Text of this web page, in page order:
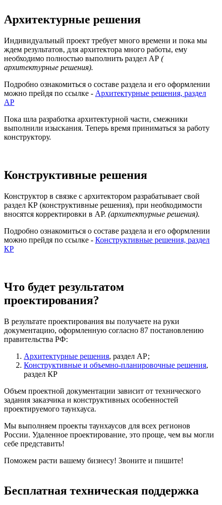
Архитектурные решения
Индивидуальный проект требует много времени и пока мы
ждем результатов, для архитектора много работы, ему
необходимо полностью выполнить раздел АР (
архитектурные решения).
Подробно ознакомиться о составе раздела и его оформлении
можно прейдя по ссылке - Архитектурные решения, раздел
АР
Пока шла разработка архитектурной части, смежники
выполнили изыскания. Теперь время приниматься за работу
конструктору.
Конструктивные решения
Конструктор в связке с архитектором разрабатывает свой
раздел КР (конструктивные решения), при необходимости
вносятся корректировки в АР. (архитектурные решения).
Подробно ознакомиться о составе раздела и его оформлении
можно прейдя по ссылке - Конструктивные решения, раздел
КР
Что будет результатом
проектирования?
В результате проектирования вы получаете на руки
документацию, оформленную согласно 87 постановлению
правительства РФ:
Архитектурные решения, раздел АР;
Конструктивные и объемно-планировочные решения,
раздел КР
Объем проектной документации зависит от технического
задания заказчика и конструктивных особенностей
проектируемого таунхауса.
Мы выполняем проекты таунхаусов для всех регионов
России. Удаленное проектирование, это проще, чем вы могли
себе представить!
Поможем расти вашему бизнесу! Звоните и пишите!
Бесплатная техническая поддержка